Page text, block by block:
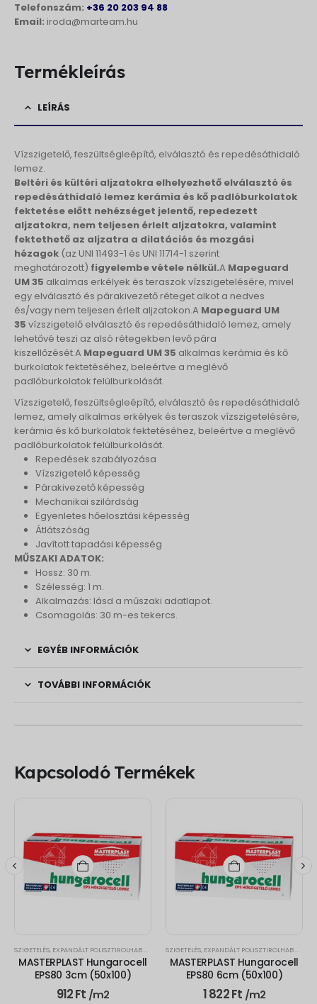
Telefonszám: +36 20 203 94 88
Email: iroda@marteam.hu
Termékleírás
LEÍRÁS
Vízszigetelő, feszültségleépítő, elválasztó és repedésáthidaló
lemez.
Beltéri és kültéri aljzatokra elhelyezhető elválasztó és
repedésáthidaló lemez kerámia és kő padlóburkolatok
fektetése előtt nehézséget jelentő, repedezett
aljzatokra, nem teljesen érlelt aljzatokra, valamint
fektethető az aljzatra a dilatációs és mozgási
hézagok (az UNI 11493-1 és UNI 11714-1 szerint
meghatározott) figyelembe vétele nélkül.A Mapeguard
UM 35 alkalmas erkélyek és teraszok vízszigetelésére, mivel
egy elválasztó és párakivezető réteget alkot a nedves
és/vagy nem teljesen érlelt aljzatokon.A Mapeguard UM
35 vízszigetelő elválasztó és repedésáthidaló lemez, amely
lehetővé teszi az alsó rétegekben levő pára
kiszellőzését.A Mapeguard UM 35 alkalmas kerámia és kő
burkolatok fektetéséhez, beleértve a meglévő
padlóburkolatok felülburkolását.
Vízszigetelő, feszültségleépítő, elválasztó és repedésáthidaló
lemez, amely alkalmas erkélyek és teraszok vízszigetelésére,
kerámia és kő burkolatok fektetéséhez, beleértve a meglévő
padlóburkolatok felülburkolását.
Repedések szabályozása
Vízszigetelő képesség
Párakivezető képesség
Mechanikai szilárdság
Egyenletes hőelosztási képesség
Átlátszóság
Javított tapadási képesség
MŰSZAKI ADATOK:
Hossz: 30 m.
Szélesség: 1 m.
Alkalmazás: lásd a műszaki adatlapot.
Csomagolás: 30 m-es tekercs.
EGYÉB INFORMÁCIÓK
TOVÁBBI INFORMÁCIÓK
Kapcsolodó Termékek
HUNGAROCELL EPS80
SZIGETELÉS, EXPANDÁLT POLISZTIROLHAB HŐSZIGETELŐ LEMEZ (EPS) ,MASTERPLAST EPS,
MASTERPLAST Hungarocell
EPS80 3cm (50x100)
912Ft /m2
SZIGETELÉS, EXPANDÁLT POLISZTIROLHAB HŐSZIGETELŐ LEMEZ (EPS)
MASTERPLAST Hungarocell
EPS80 6cm (50x100)
1 822Ft /m2